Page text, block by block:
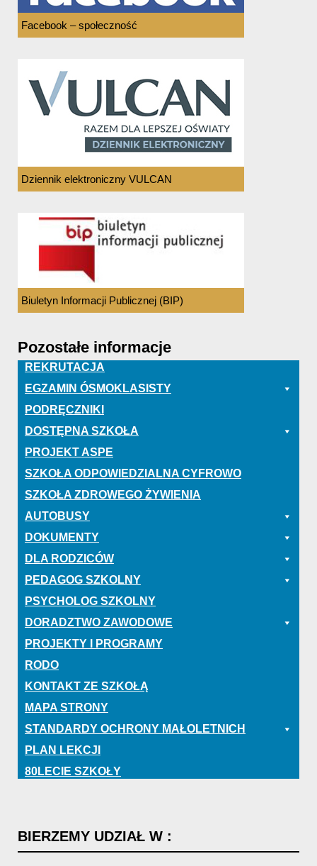
Facebook – społeczność
Dziennik elektroniczny VULCAN
Biuletyn Informacji Publicznej (BIP)
Pozostałe informacje
REKRUTACJA
EGZAMIN ÓSMOKLASISTY
PODRĘCZNIKI
DOSTĘPNA SZKOŁA
PROJEKT ASPE
SZKOŁA ODPOWIEDZIALNA CYFROWO
SZKOŁA ZDROWEGO ŻYWIENIA
AUTOBUSY
DOKUMENTY
DLA RODZICÓW
PEDAGOG SZKOLNY
PSYCHOLOG SZKOLNY
DORADZTWO ZAWODOWE
PROJEKTY I PROGRAMY
RODO
KONTAKT ZE SZKOŁĄ
MAPA STRONY
STANDARDY OCHRONY MAŁOLETNICH
PLAN LEKCJI
80LECIE SZKOŁY
BIERZEMY UDZIAŁ W :